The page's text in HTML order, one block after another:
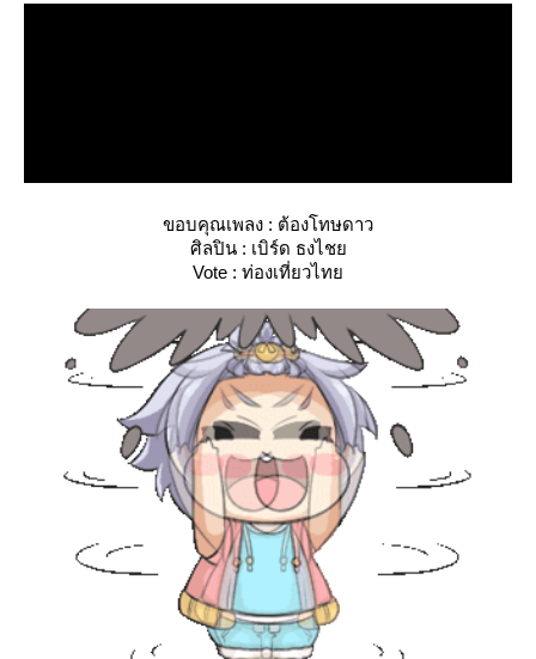
ขอบคุณเพลง : ต้องโทษดาว
ศิลปิน : เบิร์ด ธงไช
Vote : ท่องเที่ยวไท